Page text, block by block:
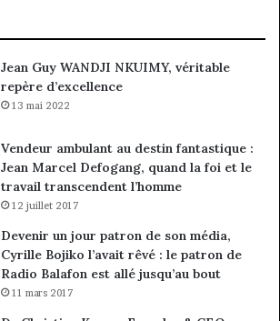
Jean Guy WANDJI NKUIMY, véritable
repère d’excellence
13 mai 2022
Vendeur ambulant au destin fantastique :
Jean Marcel Defogang, quand la foi et le
travail transcendent l’homme
12 juillet 2017
Devenir un jour patron de son média,
Cyrille Bojiko l’avait rêvé : le patron de
Radio Balafon est allé jusqu’au bout
11 mars 2017